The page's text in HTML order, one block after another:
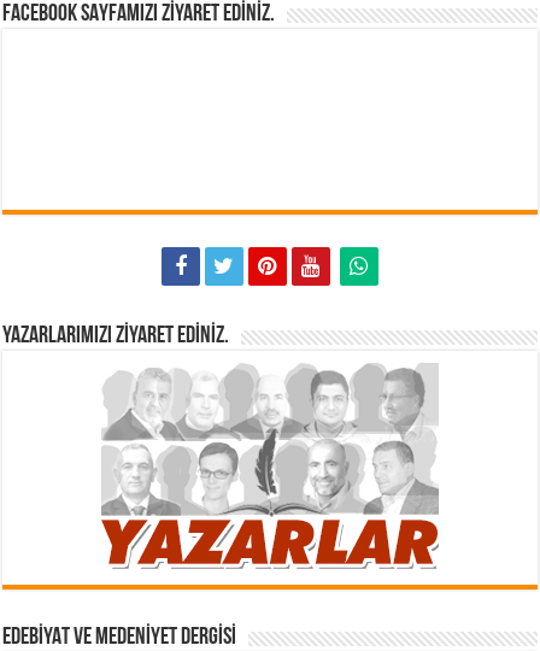
FACEBOOK SAYFAMIZI ZIYARET EDINIZ.
YAZARLARIMIZI ZIYARET EDINIZ.
EDEBIYAT VE MEDENIYET DERGISI